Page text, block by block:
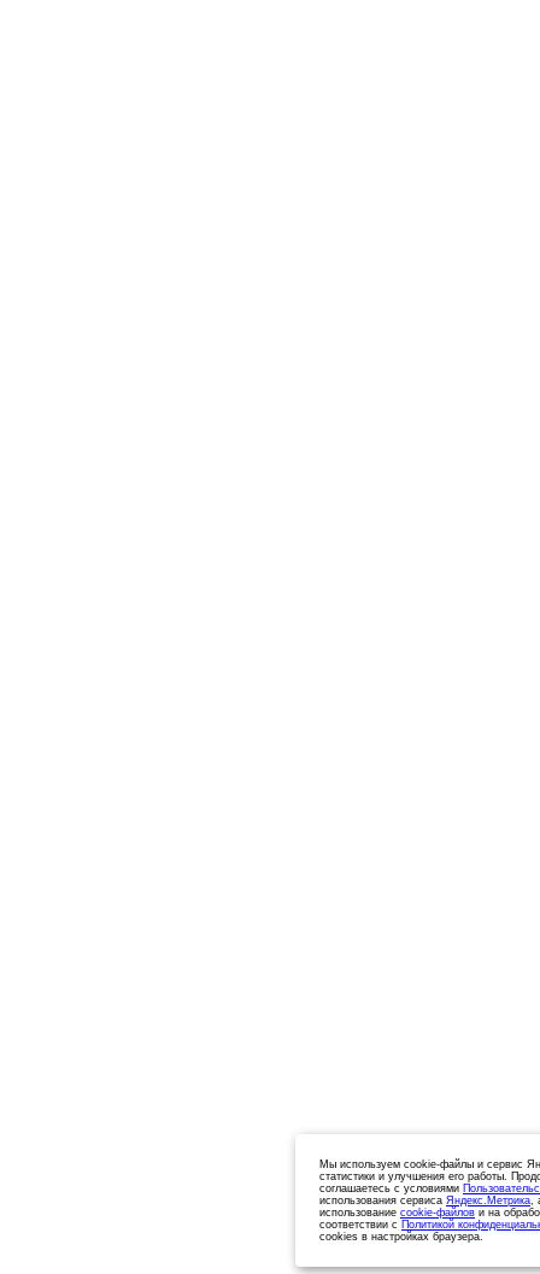
Мы используем cookie-файлы и сервис
статистики и улучшения его работы.
соглашаетесь с условиями
использования сервиса Яндекс.Метрика,
использование cookie-файлов и на
соответствии с Политикой
cookies в настройках браузера.